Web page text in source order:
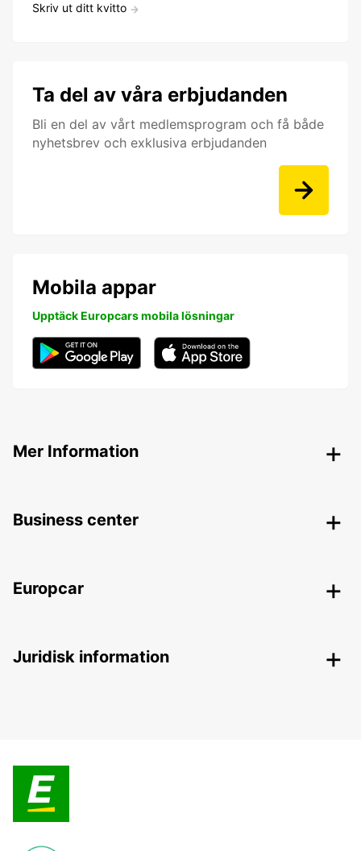
Skriv ut ditt kvitto
Ta del av våra erbjudanden
Bli en del av vårt medlemsprogram och få både
nyhetsbrev och exklusiva erbjudanden
Mobila appar
Upptäck Europcars mobila lösningar
Mer Information
Business center
Europcar
Juridisk information